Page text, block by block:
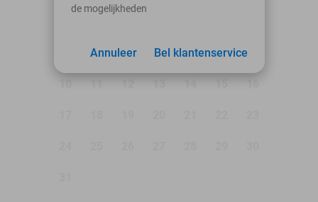
4 5 6 7 8
de mogelijkheden
Bel klantenservice
Annuleer